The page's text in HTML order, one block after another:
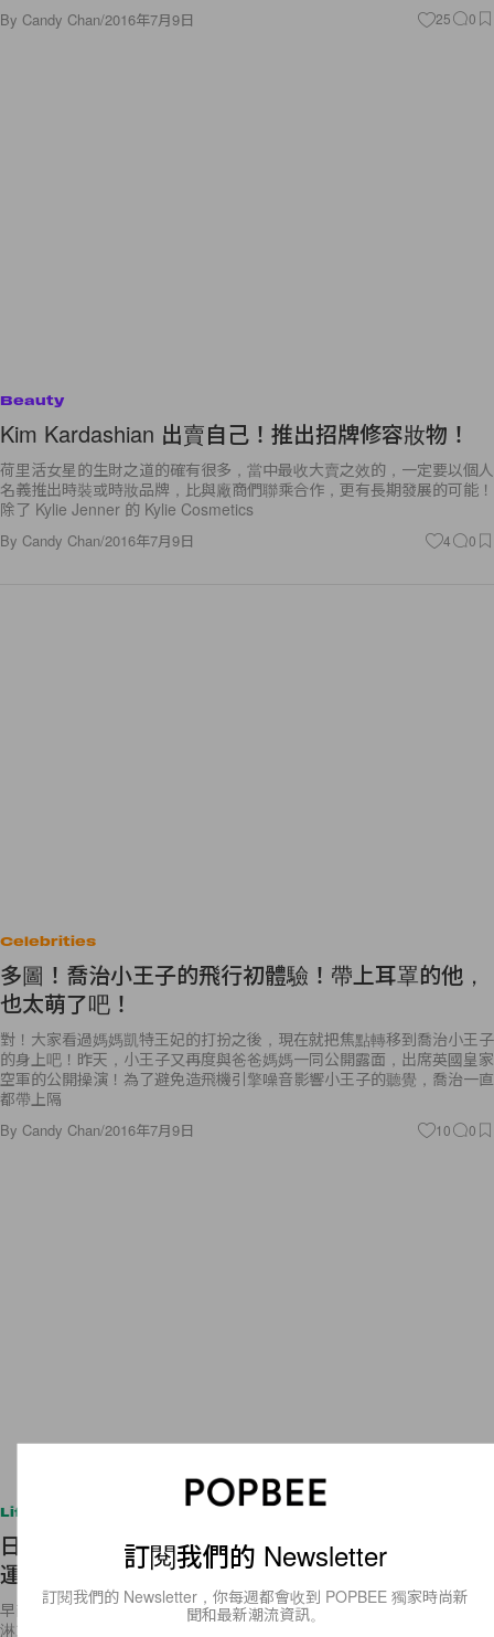
By Candy Chan/2016年7月9日 25 0
Beauty
Kim Kardashian 出賣自己！推出招牌修容妝物！
荷里活女星的生財之道的確有很多，當中最收大賣之效的，一定要以個人
名義推出時裝或時妝品牌，比與廠商們聯乘合作，更有長期發展的可能！
除了 Kylie Jenner 的 Kylie Cosmetics
By Candy Chan/2016年7月9日 4 0
Celebrities
多圖！喬治小王子的飛行初體驗！帶上耳罩的他，
也太萌了吧！
對！大家看過媽媽凱特王妃的打扮之後，現在就把焦點轉移到喬治小王子
的身上吧！昨天，小王子又再度與爸爸媽媽一同公開露面，出席英國皇家
空軍的公開操演！為了避免造飛機引擎噪音影響小王子的聽覺，喬治一直
都帶上隔
By Candy Chan/2016年7月9日 10 0
Lifestyle
日本 Häagen-Dazs 推人氣遊戲！吃冰淇淋也可看
運氣？
早前，在網絡上有人把一張冰淇淋照片上傳，結果引起連串討論，這冰淇
淋並不是一般冰淇淋，而是杯裝 Häagen-Dazs
訂閱我們的 Newsletter
訂閱我們的 Newsletter，你每週都會收到 POPBEE 獨家時尚新
聞和最新潮流資訊。